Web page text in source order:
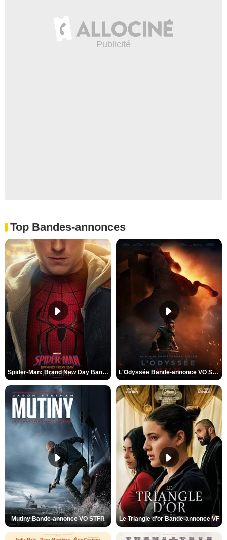
Top Bandes-annonces
Spider-Man: Brand New Day Bande-annonce VO STFR L'Odyssée Bande-annonce VO STFR
Mutiny Bande-annonce VO STFR Le Triangle d'or Bande-annonce VF